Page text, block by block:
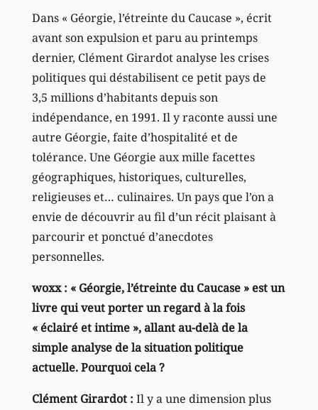
Dans « Géorgie, l’étreinte du Caucase », écrit
avant son expulsion et paru au printemps
dernier, Clément Girardot analyse les crises
politiques qui déstabilisent ce petit pays de
3,5 millions d’habitants depuis son
indépendance, en 1991. Il y raconte aussi une
autre Géorgie, faite d’hospitalité et de
tolérance. Une Géorgie aux mille facettes
géographiques, historiques, culturelles,
religieuses et… culinaires. Un pays que l’on a
envie de découvrir au fil d’un récit plaisant à
parcourir et ponctué d’anecdotes
personnelles.
woxx : « Géorgie, l’étreinte du Caucase » est un
livre qui veut porter un regard à la fois
« éclairé et intime », allant au-delà de la
simple analyse de la situation politique
actuelle. Pourquoi cela ?
Clément Girardot : Il y a une dimension plus